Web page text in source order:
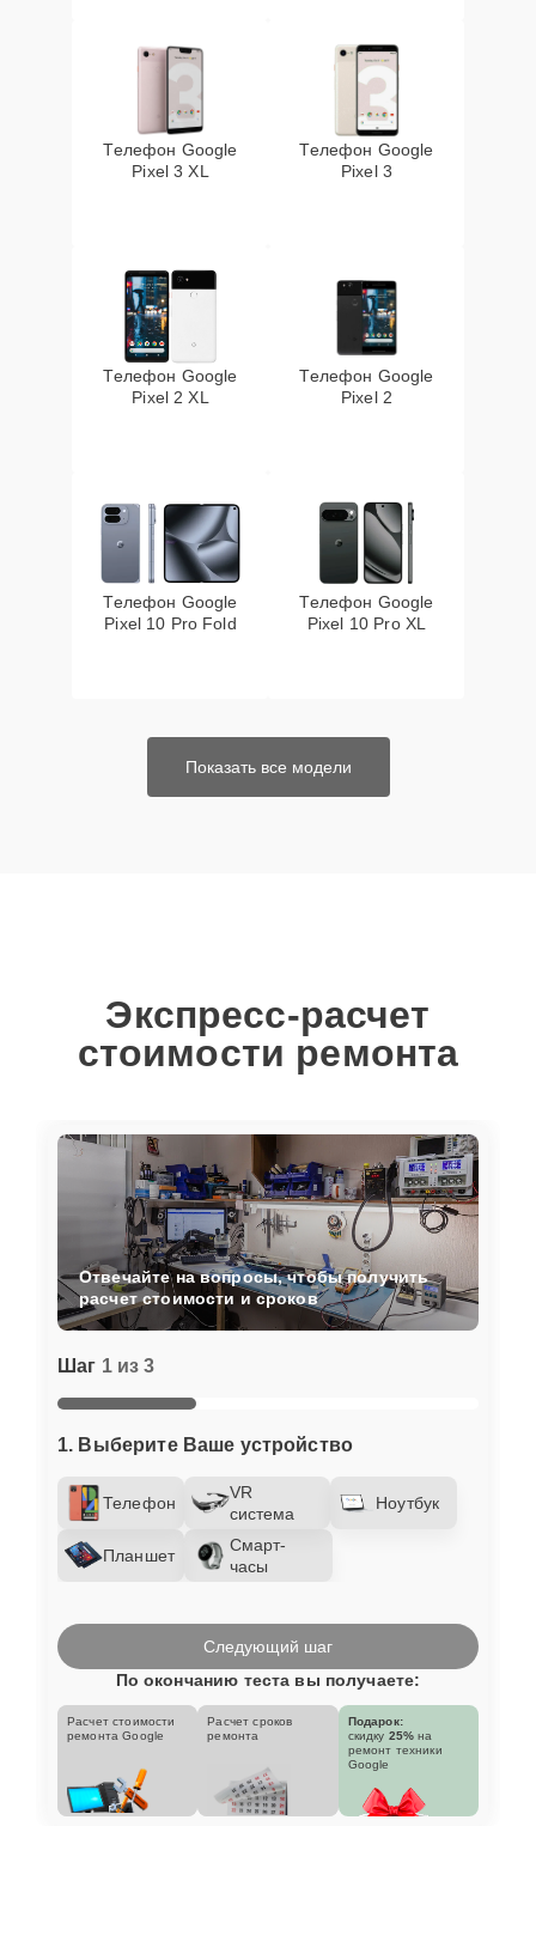
Телефон Google
Pixel 3 XL
Телефон Google
Pixel 3
Телефон Google
Pixel 2 XL
Телефон Google
Pixel 2
Телефон Google
Pixel 10 Pro Fold
Телефон Google
Pixel 10 Pro XL
Показать все модели
Экспресс-расчет
стоимости ремонта
Шаг 1 из 3
1. Выберите Ваше устройство
Телефон
VR
система
Ноутбук
Планшет
Смарт-
часы
Отвечайте на вопросы, чтобы получить
расчет стоимости и сроков
Следующий шаг
По окончанию теста вы получаете:
Расчет стоимости
ремонта Google
Расчет сроков
ремонта
Подарок:
скидку 25% на
ремонт техники
Google